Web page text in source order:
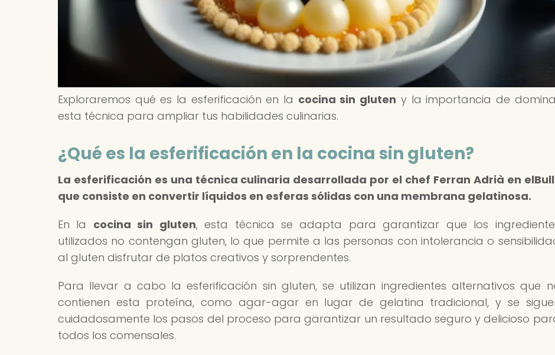
Exploraremos qué es la esferificación en la cocina sin gluten y la importancia de
esta técnica para ampliar tus habilidades culinarias.
¿Qué es la esferificación en la cocina sin gluten?
La esferificación es una técnica culinaria desarrollada por el chef Ferran Adrià en
que consiste en convertir líquidos en esferas sólidas con una membrana gelatinosa.
En la cocina sin gluten, esta técnica se adapta para garantizar que los
utilizados no contengan gluten, lo que permite a las personas con intolerancia o
al gluten disfrutar de platos creativos y sorprendentes.
Para llevar a cabo la esferificación sin gluten, se utilizan ingredientes alternativos que
contienen esta proteína, como agar-agar en lugar de gelatina tradicional, y se
cuidadosamente los pasos del proceso para garantizar un resultado seguro y delicioso
todos los comensales.